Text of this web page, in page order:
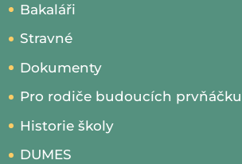
Bakaláři
Stravné
Dokumenty
Pro rodiče budoucích prvňáčku
Historie školy
DUMES